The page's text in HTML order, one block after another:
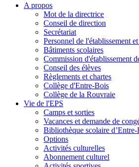
A propos
Mot de la directrice
Conseil de direction
Secrétariat
Personnel de l'établissement
Bâtiments scolaires
Commission d'établissement
Conseil des élèves
Règlements et chartes
Collège d'Entre-Bois
Collège de la Rouvraie
Vie de l'EPS
Camps et sorties
Vacances et demande de
Bibliothèque scolaire
Options
Activités culturelles
Abonnement culturel